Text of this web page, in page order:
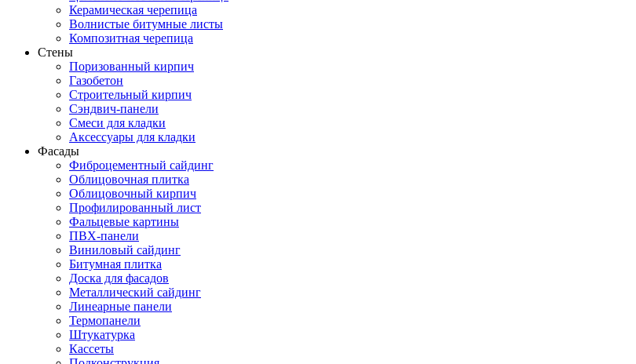
Керамическая черепица
Волнистые битумные листы
Композитная черепица
Стены
Поризованный кирпич
Газобетон
Строительный кирпич
Сэндвич-панели
Смеси для кладки
Аксессуары для кладки
Фасады
Фиброцементный сайдинг
Облицовочная плитка
Облицовочный кирпич
Профилированный лист
Фальцевые картины
ПВХ-панели
Виниловый сайдинг
Битумная плитка
Доска для фасадов
Металлический сайдинг
Линеарные панели
Термопанели
Штукатурка
Кассеты